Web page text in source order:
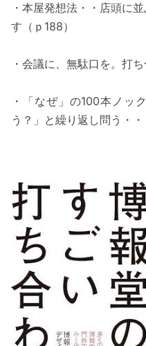
・本屋発想法・・店頭に
す（ｐ188）
・会議に、無駄口を。打
・「なぜ」の100本ノッ
う？」と繰り返し問う・・